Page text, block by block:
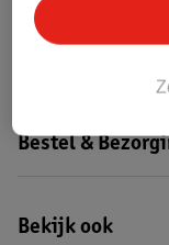
Bestel &
Bekijk ook